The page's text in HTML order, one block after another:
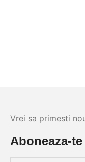
Vrei sa primesti
Aboneaza-